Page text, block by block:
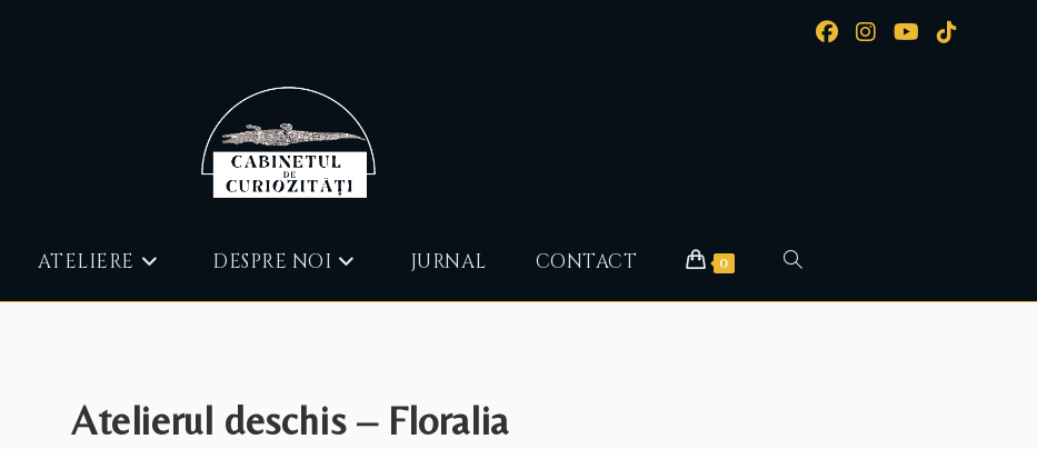
ATELIERE DESPRE NOI JURNAL CONTACT 0
Atelierul deschis – Floralia